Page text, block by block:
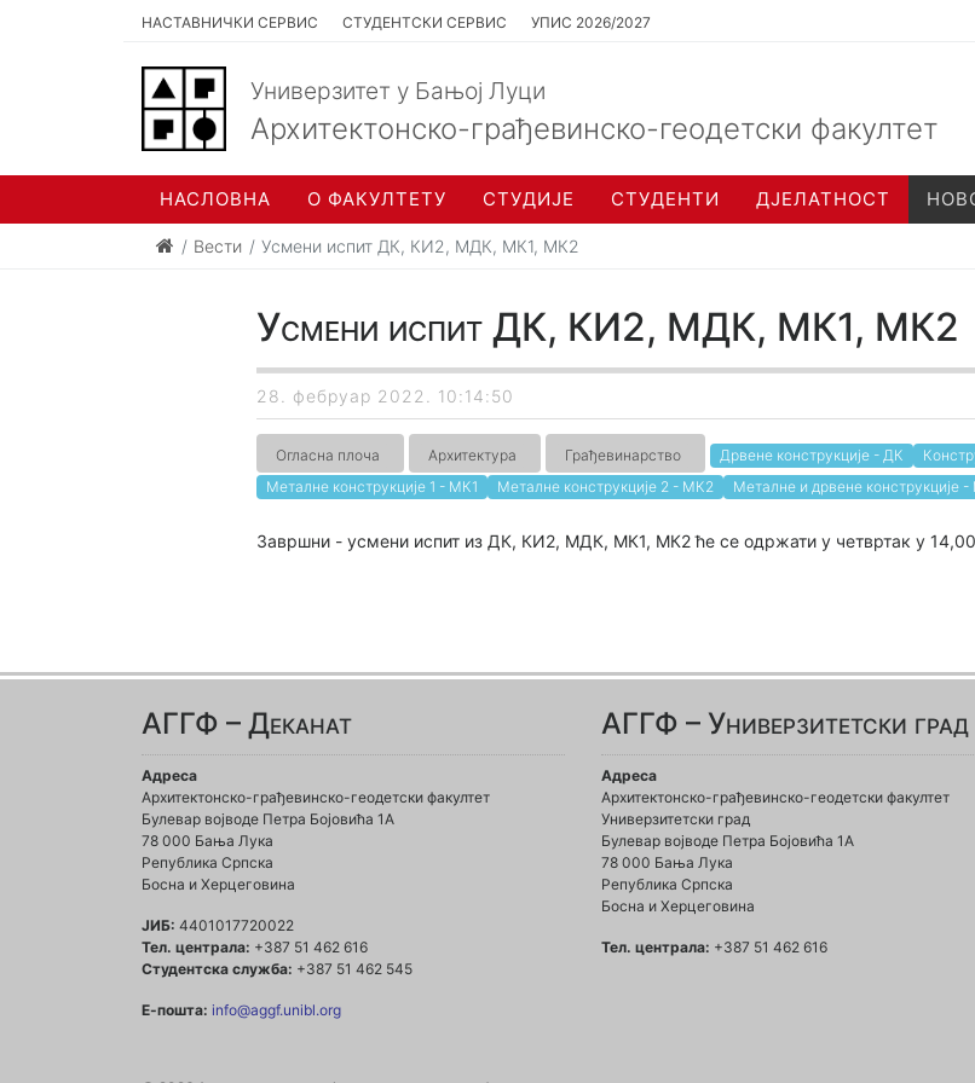
НАСТАВНИЧКИ СЕРВИС СТУДЕНТСКИ СЕРВИС УПИС 2026/2027
Универзитет у Бањој Луци
Архитектонско-грађевинско-геодетски факултет
НАСЛОВНА О ФАКУЛТЕТУ СТУДИЈЕ СТУДЕНТИ ДЈЕЛАТНОСТ
Вести Усмени испит ДК, КИ2, МДК, МК1, МК2
Усмени испит ДК, КИ2, МДК, МК1, МК2
28. фебруар 2022. 10:14:50
Огласна плоча Архитектура Грађевинарство Дрвене конструкције - ДК
Металне конструкције 1 - МК1
Металне конструкције 2 - МК2 Металне и дрвене конструкције
Завршни - усмени испит из ДК, КИ2, МДК, МК1, МК2 ће се одржати у четвртак у
АГГФ – Деканат
Адреса
Архитектонско-грађевинско-геодетски факултет
Булевар војводе Петра Бојовића 1A
78 000 Бања Лука
Република Српска
Босна и Херцеговина
ЈИБ: 4401017720022
Тел. централа: +387 51 462 616
Студентска служба: +387 51 462 545
Е-пошта: info@aggf.unibl.org
АГГФ – Универзитетски град
Адреса
Архитектонско-грађевинско-геодетски факултет
Универзитетски град
Булевар војводе Петра Бојовића 1A
78 000 Бања Лука
Република Српска
Босна и Херцеговина
Тел. централа: +387 51 462 616